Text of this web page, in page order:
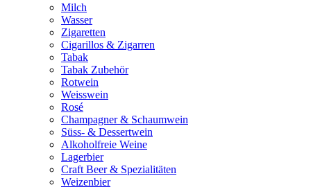
Milch
Wasser
Zigaretten
Cigarillos & Zigarren
Tabak
Tabak Zubehör
Rotwein
Weisswein
Rosé
Champagner & Schaumwein
Süss- & Dessertwein
Alkoholfreie Weine
Lagerbier
Craft Beer & Spezialitäten
Weizenbier